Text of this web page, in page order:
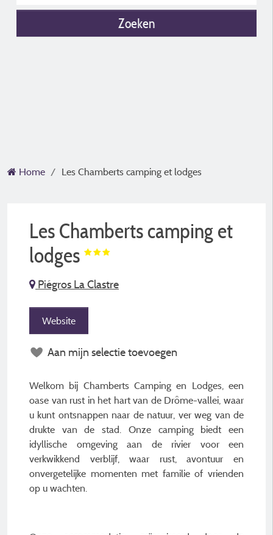
Zoeken
Home Les Chamberts camping et lodges
Les Chamberts camping et
lodges
Piégros La Clastre
Website
Aan mijn selectie toevoegen
Welkom bij Chamberts Camping en Lodges, een
oase van rust in het hart van de Drôme-vallei, waar
u kunt ontsnappen naar de natuur, ver weg van de
drukte van de stad. Onze camping biedt een
idyllische omgeving aan de rivier voor een
verkwikkend verblijf, waar rust, avontuur en
onvergetelijke momenten met familie of vrienden
op u wachten.